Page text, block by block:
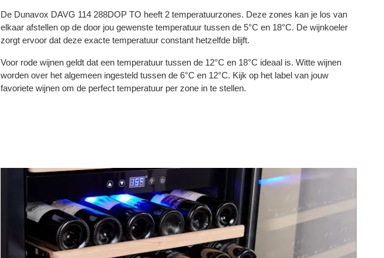
De Dunavox DAVG 114 288DOP TO heeft 2 temperatuurzones. Deze zones kan je los van
elkaar afstellen op de door jou gewenste temperatuur tussen de 5°C en 18°C. De wijnkoeler
zorgt ervoor dat deze exacte temperatuur constant hetzelfde blijft.
Voor rode wijnen geldt dat een temperatuur tussen de 12°C en 18°C ideaal is. Witte wijnen
worden over het algemeen ingesteld tussen de 6°C en 12°C. Kijk op het label van jouw
favoriete wijnen om de perfect temperatuur per zone in te stellen.